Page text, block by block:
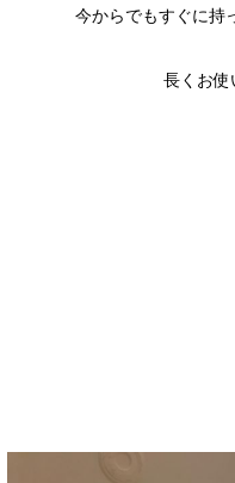
今からでもすぐに持
長くお使